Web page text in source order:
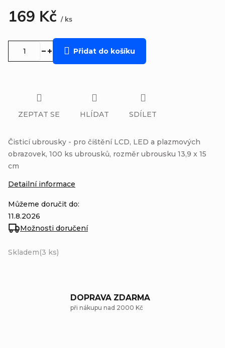
169 Kč / ks
Skladem(3 ks)
Můžeme doručit do:
11.8.2026
Možnosti doručení
Přidat do košíku
Čisticí ubrousky - pro čištění LCD, LED a plazmových
obrazovek, 100 ks ubrousků, rozměr ubrousku 13,9 x 15
cm
Detailní informace
ZEPTAT SE HLÍDAT SDÍLET
DOPRAVA ZDARMA
při nákupu nad 2000 Kč